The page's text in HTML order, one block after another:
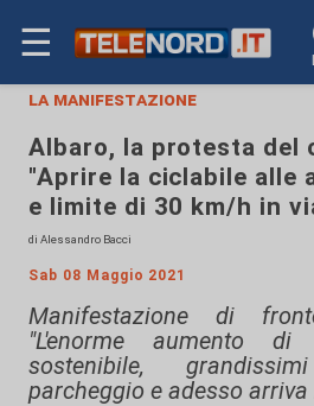
☰
la manifestazione
Albaro, la protesta del
"Aprire la ciclabile alle
e limite di 30 km/h in
di Alessandro Bacci
Sab 08 Maggio 2021
Manifestazione di
"L'enorme aumento
sostenibile,
parcheggio e adesso arriva